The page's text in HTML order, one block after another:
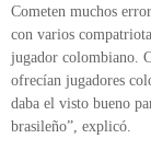
Cometen muchos
con varios
jugador colombiano.
ofrecían jugadores
daba el visto bueno
brasileño”, explicó.